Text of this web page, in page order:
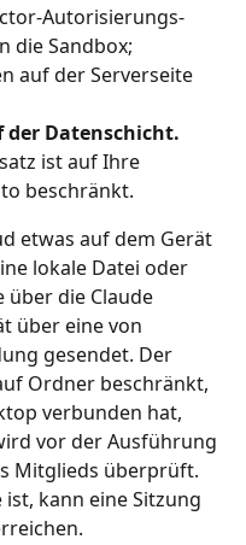
Autorisierungs-
die Sandbox;
auf der Serverseite
Datenschicht.
ist auf Ihre
beschränkt.
etwas auf dem Gerät
lokale Datei oder
über die Claude
über eine von
gesendet. Der
Ordner beschränkt,
verbunden hat,
vor der Ausführung
Mitglieds überprüft.
kann eine Sitzung